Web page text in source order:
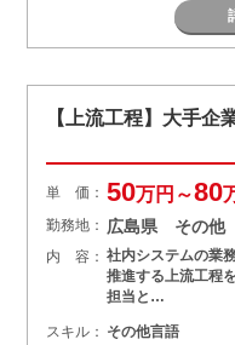
【上流工程】大手企
単 価： 50万円～80
勤務地： 広島県 その他
内 容： 社内システムの業
推進する上流工程
担当と…
スキル： その他言語